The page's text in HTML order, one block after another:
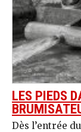
LES PIEDS
Dès l’entrée